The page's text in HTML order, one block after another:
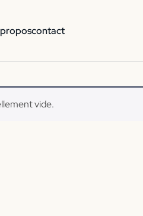
contact
vide.